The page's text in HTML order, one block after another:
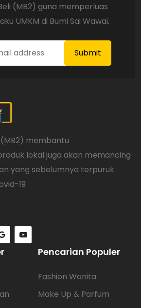
(MB2) guna memperluas
UMKM di Bumi Sai Wawai.
membantu
lokal juga akan memancing
yang sebelumnya terpuruk
19
Pencarian Populer
Fashion Wanita
Make Up & Parfum